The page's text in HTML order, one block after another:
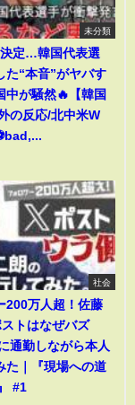
未分類
定…韓国代表選
た“本音”がヤバす
中が騒然🔥【韓国
の反応/北中米W
社会
200万人超！佐藤
トはなぜバズ
通勤しながら本人
た｜『現場への道
#1